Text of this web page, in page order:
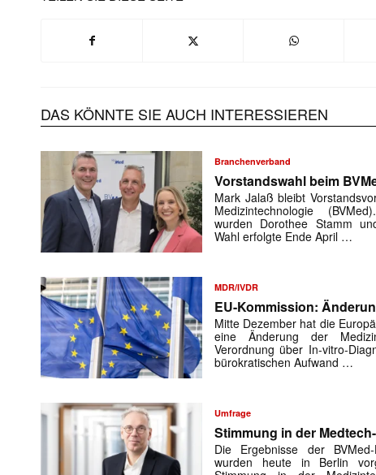
DAS KÖNNTE SIE AUCH INTERESSIEREN
Branchenverband
Vorstandswahl beim
Mark Jalaß bleibt
Medizintechnologie
wurden Dorothee Stamm
Wahl erfolgte Ende April …
MDR/IVDR
EU-Kommission:
Mitte Dezember hat die
eine Änderung der
Verordnung über In-vitro-
bürokratischen Aufwand …
Umfrage
Stimmung in der
Die Ergebnisse der
wurden heute in Berlin